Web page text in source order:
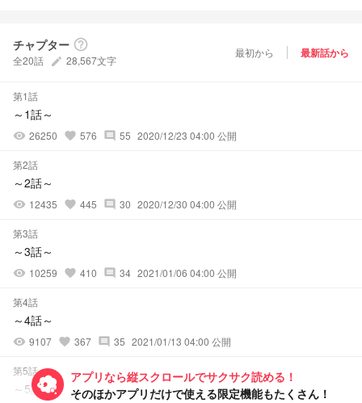
チャプター help_outline
全20話 create 28,567文字
最初から 最新話から
第1話
～1話～
visibility 26250 favorite 576 comment 55 2020/12/23 04:00 公開
第2話
～2話～
visibility 12435 favorite 445 comment 30 2020/12/30 04:00 公開
第3話
～3話～
visibility 10259 favorite 410 comment 34 2021/01/06 04:00 公開
第4話
～4話～
visibility 9107 favorite 367 comment 35 2021/01/13 04:00 公開
第5話
～5話～
アプリなら縦スクロールでサクサク読める！
そのほかアプリだけで使える限定機能もたくさん！